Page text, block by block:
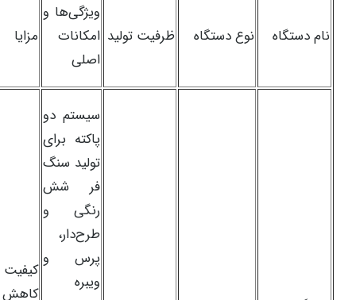
نام دستگاه نوع دستگاه ظرفیت تولید
ویژگی‌ها و
امکانات
اصلی
مزایا
سیستم دو
پاکته برای
تولید سنگ
فر شش
رنگی و
طرح‌دار،
پرس و
ویبره
کیفیت
کاهش